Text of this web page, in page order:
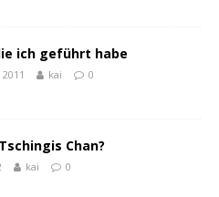
ich geführt habe
kai 0
Chan?
kai 0